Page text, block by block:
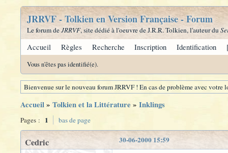
JRRVF - Tolkien en Version Française - Forum
Le forum deJRRVF, site dédié à l'oeuvre de J.R.R. Tolkien, l'auteur du
Accueil Règles Recherche Inscription Identification
Vous n'êtes pas identifié(e).
Bienvenue sur le nouveau forum JRRVF ! En cas de problème avec
Accueil» Tolkien et la Littérature » Inklings
Pages : 1 bas de page
30-06-2000 15:59
Cedric